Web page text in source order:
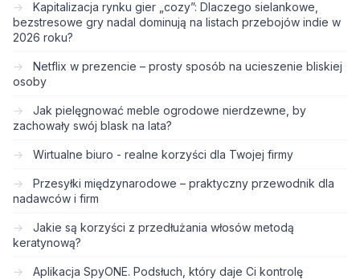
Kapitalizacja rynku gier „cozy”: Dlaczego sielankowe,
bezstresowe gry nadal dominują na listach przebojów indie w
2026 roku?
Netflix w prezencie – prosty sposób na ucieszenie bliskiej
osoby
Jak pielęgnować meble ogrodowe nierdzewne, by
zachowały swój blask na lata?
Wirtualne biuro - realne korzyści dla Twojej firmy
Przesyłki międzynarodowe – praktyczny przewodnik dla
nadawców i firm
Jakie są korzyści z przedłużania włosów metodą
keratynową?
Aplikacja SpyONE. Podsłuch, który daje Ci kontrolę